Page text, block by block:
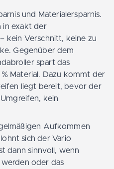
und Materialersparnis.
in exakt der
kein Verschnitt, keine zu
Gegenüber dem
spart das
Material. Dazu kommt der
liegt bereit, bevor der
kein
Aufkommen
sich der Vario
dann sinnvoll, wenn
oder das